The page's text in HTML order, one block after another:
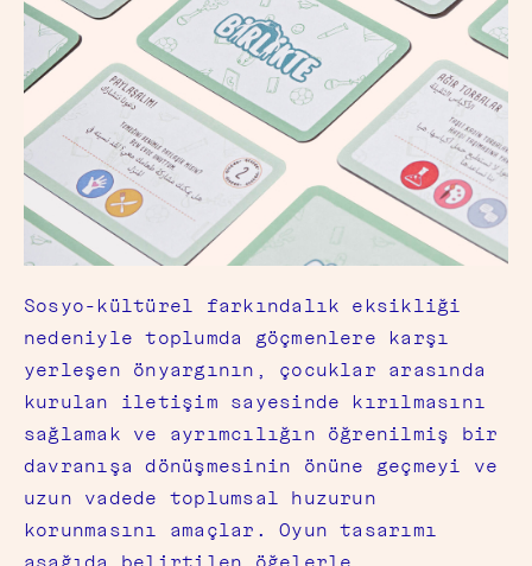
Sosyo-kültürel farkındalık eksikliği
nedeniyle toplumda göçmenlere karşı
yerleşen önyargının, çocuklar arasında
kurulan iletişim sayesinde kırılmasını
sağlamak ve ayrımcılığın öğrenilmiş bir
davranışa dönüşmesinin önüne geçmeyi ve
uzun vadede toplumsal huzurun
korunmasını amaçlar. Oyun tasarımı